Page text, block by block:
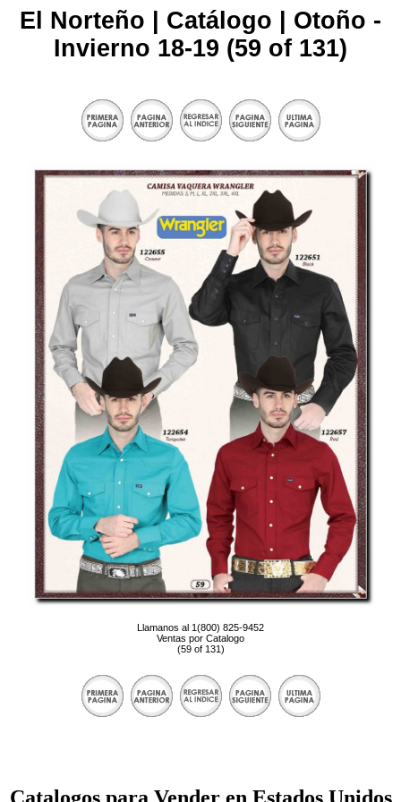
El Norteño | Catálogo | Otoño -
Invierno 18-19 (59 of 131)
Llamanos al 1(800) 825-9452
Ventas por Catalogo
(59 of 131)